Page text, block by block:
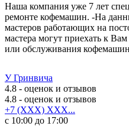
Наша компания уже 7 лет
ремонте кофемашин. -На
мастеров работающих на
мастера могут приехать к
или обслуживания
У Гринвича
4.8 - оценок и отзывов
4.8 - оценок и отзывов
+7 (XXX) XXX...
с 10:00 до 17:00